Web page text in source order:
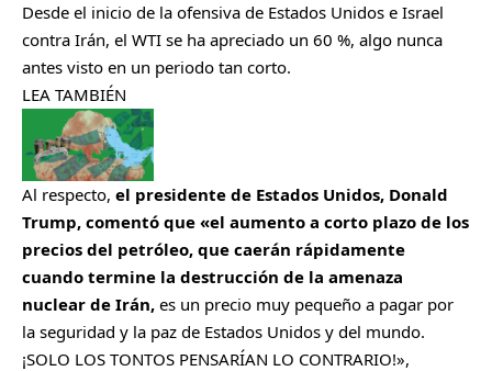
Desde el inicio de la ofensiva de Estados Unidos e Israel
contra Irán, el WTI se ha apreciado un 60 %, algo nunca
antes visto en un periodo tan corto.
LEA TAMBIÉN
Al respecto, el presidente de Estados Unidos, Donald
Trump, comentó que «el aumento a corto plazo de los
precios del petróleo, que caerán rápidamente
cuando termine la destrucción de la amenaza
nuclear de Irán, es un precio muy pequeño a pagar por
la seguridad y la paz de Estados Unidos y del mundo.
¡SOLO LOS TONTOS PENSARÍAN LO CONTRARIO!»,